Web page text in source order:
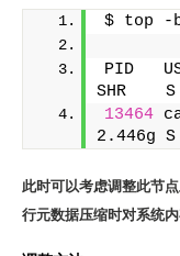
$ top -
PID
SHR    S
13464
2.446g
此时可以考虑调整此节
行元数据压缩时对系统